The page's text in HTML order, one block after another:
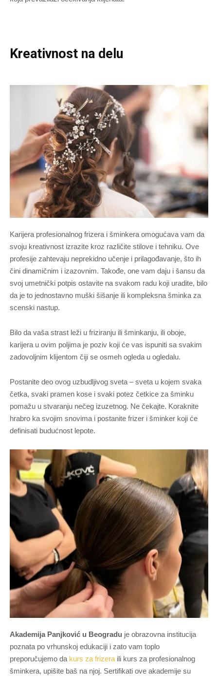
Kreativnost na delu
Karijera profesionalnog frizera i šminkera omogućava vam da
svoju kreativnost izrazite kroz različite stilove i tehniku. Ove
profesije zahtevaju neprekidno učenje i prilagođavanje, što ih
čini dinamičnim i izazovnim. Takođe, one vam daju i šansu da
svoj umetnički potpis ostavite na svakom radu koji uradite, bilo
da je to jednostavno muški šišanje ili kompleksna šminka za
scenski nastup.
Bilo da vaša strast leži u friziranju ili šminkanju, ili oboje,
karijera u ovim poljima je poziv koji će vas ispuniti sa svakim
zadovoljnim klijentom čiji se osmeh ogleda u ogledalu.
Postanite deo ovog uzbudljivog sveta – sveta u kojem svaka
četka, svaki pramen kose i svaki potez četkice za šminku
pomažu u stvaranju nečeg izuzetnog. Ne čekajte. Koraknite
hrabro ka svojim snovima i postanite frizer i šminker koji će
definisati budućnost lepote.
Akademija Panjković u Beogradu je obrazovna institucija
poznata po vrhunskoj edukaciji i zato vam toplo
preporučujemo da kurs za frizera ili kurs za profesionalnog
šminkera, upišite baš na njoj. Sertifikati ove akademije su